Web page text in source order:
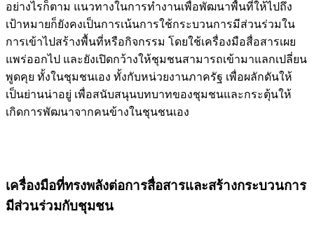
อย่างไรก็ตาม แนวทางในการทำงานเพื่อพัฒนาพื้นที่ให้ไปถึง
เป้าหมายก็ยังคงเป็นการเน้นการใช้กระบวนการมีส่วนร่วมใน
การเข้าไปสร้างพื้นที่หรือกิจกรรม โดยใช้เครื่องมือสื่อสารเผย
แพร่ออกไป และยังเปิดกว้างให้ชุมชนสามารถเข้ามาแลกเปลี่ยน
พูดคุย ทั้งในชุมชนเอง ทั้งกับหน่วยงานภาครัฐ เพื่อผลักดันให้
เป็นย่านน่าอยู่ เพื่อสนับสนุนบทบาทของชุมชนและกระตุ้นให้
เกิดการพัฒนาจากคนข้างในชุนชนเอง
เครื่องมือที่ทรงพลังต่อการสื่อสารและสร้างกระบวนการ
มีส่วนร่วมกับชุมชน